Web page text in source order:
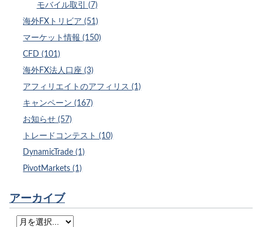
モバイル取引 (7)
海外FXトリビア (51)
マーケット情報 (150)
CFD (101)
海外FX法人口座 (3)
アフィリエイトのアフィリス (1)
キャンペーン (167)
お知らせ (57)
トレードコンテスト (10)
DynamicTrade (1)
PivotMarkets (1)
アーカイブ